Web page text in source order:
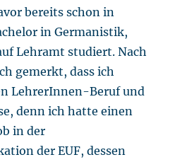
bereits schon in
in Germanistik,
Lehramt studiert. Nach
gemerkt, dass ich
LehrerInnen-Beruf und
denn ich hatte einen
in der
der EUF, dessen